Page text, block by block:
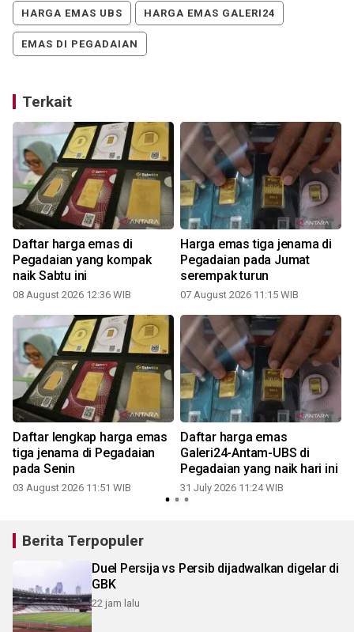
HARGA EMAS UBS HARGA EMAS GALERI24
EMAS DI PEGADAIAN
Terkait
Daftar harga emas di
Pegadaian yang kompak
naik Sabtu ini
08 August 2026 12:36 WIB
Harga emas tiga jenama di
Pegadaian pada Jumat
serempak turun
07 August 2026 11:15 WIB
Daftar lengkap harga emas
tiga jenama di Pegadaian
pada Senin
03 August 2026 11:51 WIB
Daftar harga emas
Galeri24-Antam-UBS di
Pegadaian yang naik hari ini
31 July 2026 11:24 WIB
Berita Terpopuler
Duel Persija vs Persib dijadwalkan digelar di
GBK
22 jam lalu